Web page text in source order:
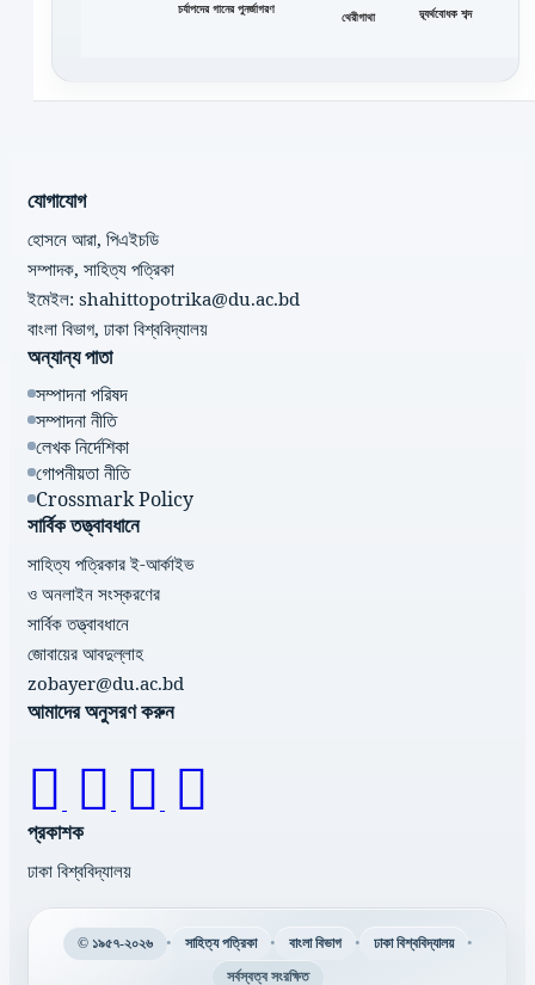
চর্যাপদের গানের পুনর্জাগরণ
থেরীগাথা দ্ব্যর্থবোধক শব্দ
যোগাযোগ
হোসনে আরা, পিএইচডি
সম্পাদক, সাহিত্য পত্রিকা
ইমেইল: shahittopotrika@du.ac.bd
বাংলা বিভাগ, ঢাকা বিশ্ববিদ্যালয়
অন্যান্য পাতা
সম্পাদনা পরিষদ
সম্পাদনা নীতি
লেখক নির্দেশিকা
গোপনীয়তা নীতি
Crossmark Policy
সার্বিক তত্ত্বাবধানে
সাহিত্য পত্রিকার ই-আর্কাইভ
ও অনলাইন সংস্করণের
সার্বিক তত্ত্বাবধানে
জোবায়ের আবদুল্লাহ
zobayer@du.ac.bd
আমাদের অনুসরণ করুন
প্রকাশক
ঢাকা বিশ্ববিদ্যালয়
© ১৯৫৭-২০২৬ • সাহিত্য পত্রিকা • বাংলা বিভাগ • ঢাকা বিশ্ববিদ্যালয় •
সর্বস্বত্ব সংরক্ষিত